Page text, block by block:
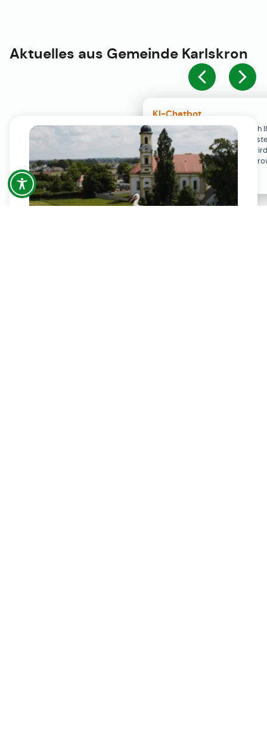
KI-Chatbot
Der KI-Chatbot steht erst nach
Einwilligung in den Cookie-
Verfügung. Der Chat-Verlauf
ausschließlich lokal in Ihrem
gespeichert.
Aktuelles aus Gemeinde Karlskron